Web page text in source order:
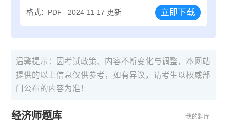
格式：PDF 2024-11-17 更新 立即下载
温馨提示：因考试政策、内容不断变化与调整，本网站
提供的以上信息仅供参考，如有异议，请考生以权威部
门公布的内容为准！
经济师题库 我的题库